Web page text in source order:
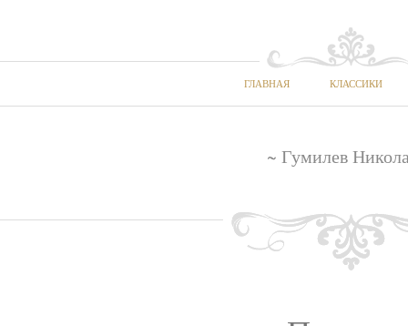
ГЛАВНАЯ КЛАССИКИ
~ Гумилев